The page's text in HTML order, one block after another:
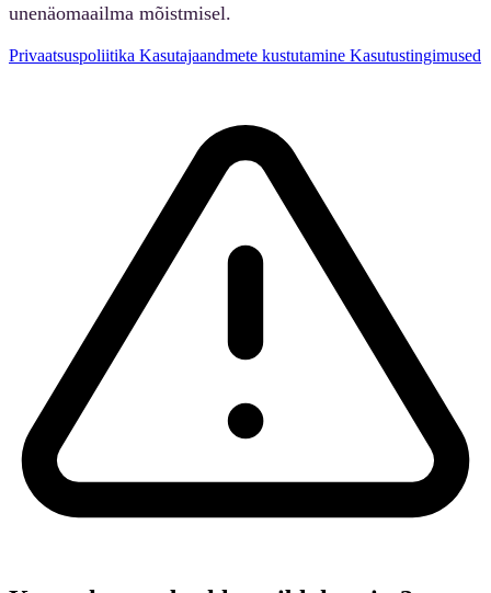
unenäomaailma mõistmisel.
Privaatsuspoliitika Kasutajaandmete kustutamine Kasutustingimused